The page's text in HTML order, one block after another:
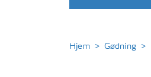
Hjem Gødning